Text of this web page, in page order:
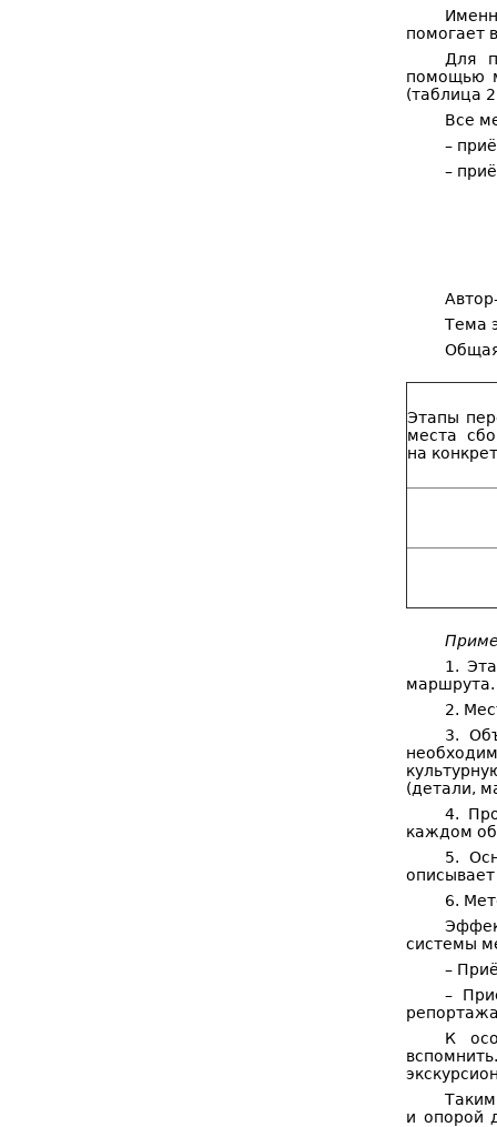
помогает
Для
помощью
(таблица
Все
–
–
Автор-
Тема
Общая
Этапы
места
на
1.
маршрута.
2.
3.
(детали,
4.
каждом
5.
6.
системы
–
–
К
и опорой